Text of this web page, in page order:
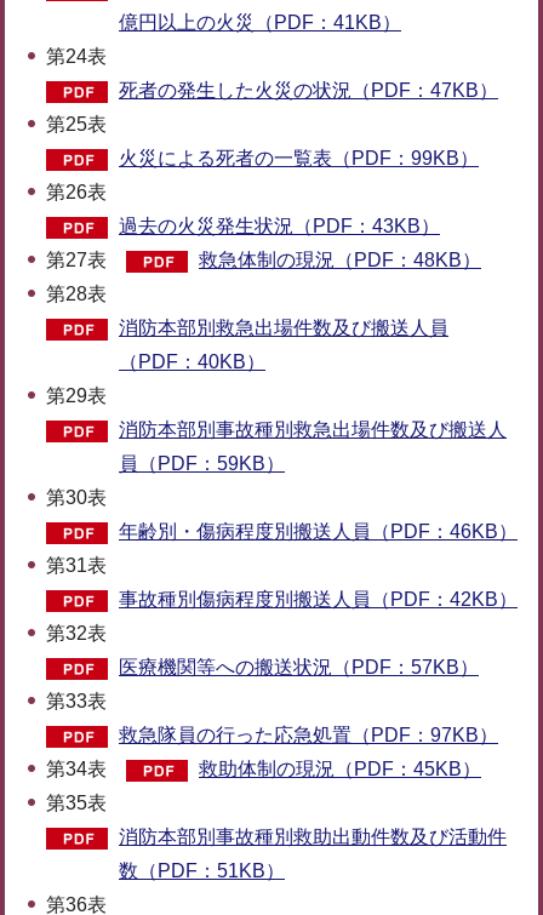
億円以上の火災（PDF：41KB）
第24表
死者の発生した火災の状況（PDF：47KB）
第25表
火災による死者の一覧表（PDF：99KB）
第26表
過去の火災発生状況（PDF：43KB）
第27表
救急体制の現況（PDF：48KB）
第28表
消防本部別救急出場件数及び搬送人員
（PDF：40KB）
第29表
消防本部別事故種別救急出場件数及び搬送人
員（PDF：59KB）
第30表
年齢別・傷病程度別搬送人員（PDF：46KB）
第31表
事故種別傷病程度別搬送人員（PDF：42KB）
第32表
医療機関等への搬送状況（PDF：57KB）
第33表
救急隊員の行った応急処置（PDF：97KB）
第34表
救助体制の現況（PDF：45KB）
第35表
消防本部別事故種別救助出動件数及び活動件
数（PDF：51KB）
第36表